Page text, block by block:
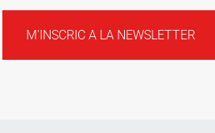
M'INSCRIC A LA NEWSLETTER